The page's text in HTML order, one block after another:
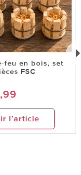
feu en bois, set
FSC
l’article